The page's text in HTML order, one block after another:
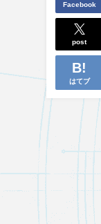
Facebook
post
はてブ